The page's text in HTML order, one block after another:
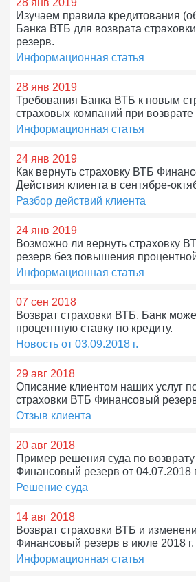
28 янв 2019
Изучаем правила кредитования
Банка ВТБ для возврата
резерв.
Информационная статья
28 янв 2019
Требования Банка ВТБ к новым
страховых компаний при
Информационная статья
24 янв 2019
Как вернуть страховку ВТБ
Действия клиента в сентябре-
Разбор действий клиента
24 янв 2019
Возможно ли вернуть страховку
резерв без повышения
Информационная статья
07 сен 2018
Возврат страховки ВТБ. Банк
процентную ставку по кредиту.
Новость от 03.09.2018 г.
29 авг 2018
Описание клиентом наших услуг
страховки ВТБ Финансовый
Отзыв клиента
20 авг 2018
Пример решения суда по
Финансовый резерв от 04.07.2018
Решение суда
14 авг 2018
Возврат страховки ВТБ и
Финансовый резерв в июле 2018 г.
Информационная статья